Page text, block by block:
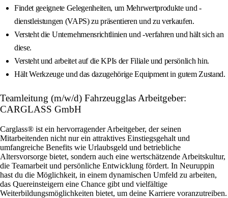
Findet geeignete Gelegenheiten, um Mehrwertprodukte und -
dienstleistungen (VAPS) zu präsentieren und zu verkaufen.
Versteht die Unternehmensrichtlinien und -verfahren und hält sich an
diese.
Versteht und arbeitet auf die KPIs der Filiale und persönlich hin.
Hält Werkzeuge und das dazugehörige Equipment in gutem Zustand.
Teamleitung (m/w/d) Fahrzeugglas Arbeitgeber:
CARGLASS GmbH
Carglass® ist ein hervorragender Arbeitgeber, der seinen
Mitarbeitenden nicht nur ein attraktives Einstiegsgehalt und
umfangreiche Benefits wie Urlaubsgeld und betriebliche
Altersvorsorge bietet, sondern auch eine wertschätzende Arbeitskultur,
die Teamarbeit und persönliche Entwicklung fördert. In Neuruppin
hast du die Möglichkeit, in einem dynamischen Umfeld zu arbeiten,
das Quereinsteigern eine Chance gibt und vielfältige
Weiterbildungsmöglichkeiten bietet, um deine Karriere voranzutreiben.